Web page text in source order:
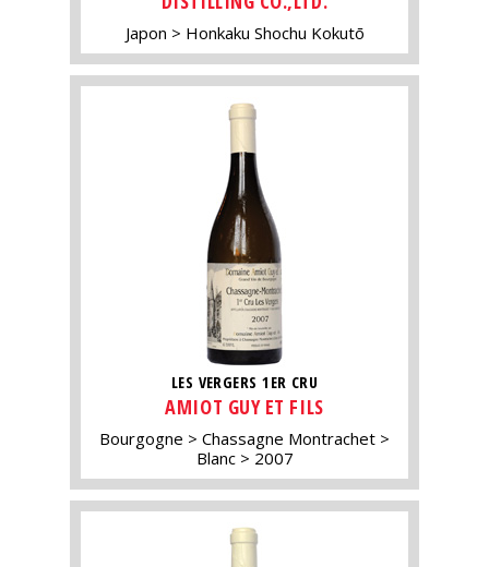
Japon Honkaku Shochu Kokutō
LES VERGERS 1ER CRU
AMIOT GUY ET FILS
Bourgogne
Chassagne Montrachet
Blanc
2007